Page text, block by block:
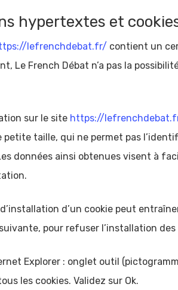
hypertextes et
lefrenchdebat.fr/ contient un
Le French Débat n’a pas la
sur le site https://
petite taille, qui ne permet pas
données ainsi obtenues visent à
d’un cookie peut
pour refuser l’installation des
Explorer : onglet outil
les cookies. Validez sur Ok.